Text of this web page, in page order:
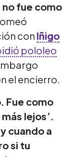
no fue como
con Iñigo
pololeo
el encierro.
Fue como
lejos’.
cuando a
si tu